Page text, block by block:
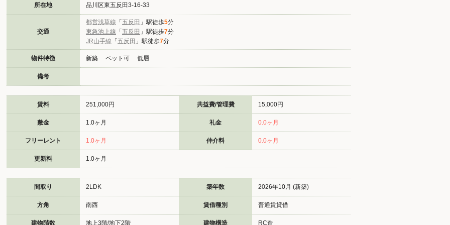
所在地 品川区東五反田3-16-33
交通
都営浅草線 「 五反田 」駅徒歩5分
東急池上線 「 五反田 」駅徒歩7分
JR山手線 「 五反田 」駅徒歩7分
物件特徴 新築 ペット可 低層
備考
賃料 251,000円 共益費/管理費 15,000円
敷金 1.0ヶ月 礼金 0.0ヶ月
フリーレント 1.0ヶ月 仲介料 0.0ヶ月
更新料 1.0ヶ月
間取り 2LDK 築年数 2026年10月 (新築)
方角 南西 賃借種別 普通賃貸借
建物階数 地上3階/地下2階 建物構造 RC造